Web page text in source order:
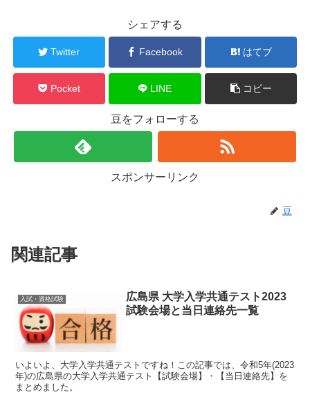
シェアする
Twitter Facebook はてブ
Pocket LINE コピー
豆をフォローする
スポンサーリンク
豆
関連記事
入試・資格試験
広島県 大学入学共通テスト2023
試験会場と当日連絡先一覧
いよいよ、大学入学共通テストですね！この記事では、令和5年(2023
年)の広島県の大学入学共通テスト【試験会場】・【当日連絡先】を
まとめました。